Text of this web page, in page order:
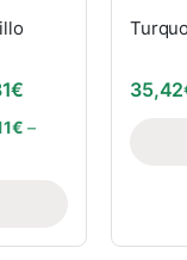
hasta 252,81€
€ Rango de
€ –
35,42